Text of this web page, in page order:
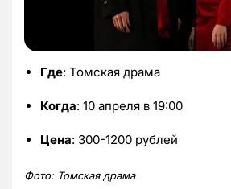
Где: Томская драма
Когда: 10 апреля в 19:00
Цена: 300-1200 рублей
Фото: Томская драма